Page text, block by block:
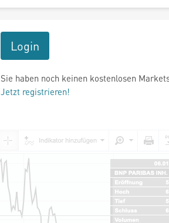
Login
Sie haben noch keinen kostenlosen
Jetzt registrieren!